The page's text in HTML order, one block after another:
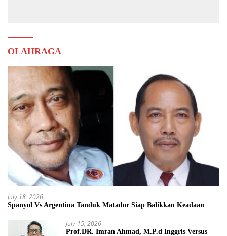
OLAHRAGA
July 18, 2026
Spanyol Vs Argentina Tanduk Matador Siap Balikkan Keadaan
July 15, 2026
Prof.DR. Imran Ahmad, M.P.d Inggris Versus